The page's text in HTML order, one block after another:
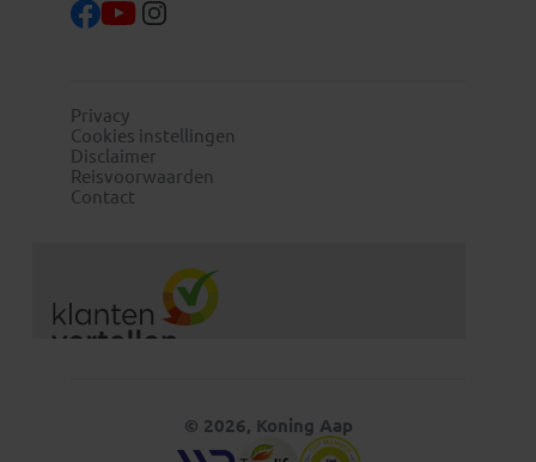
Privacy
Cookies instellingen
Disclaimer
Reisvoorwaarden
Contact
© 2026, Koning Aap